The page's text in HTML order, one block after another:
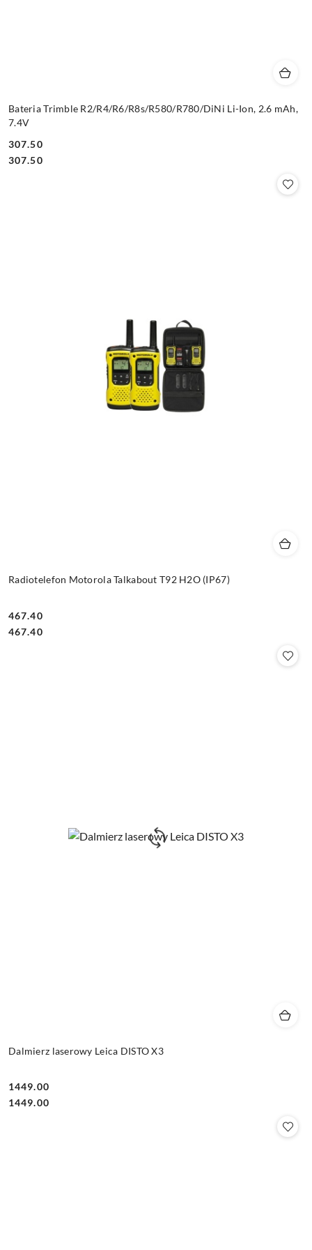
Bateria Trimble R2/R4/R6/R8s/R580/R780/DiNi Li-Ion, 2.6 mAh,
7.4V
Cena:
307.50
Cena:
307.50
Radiotelefon Motorola Talkabout T92 H2O (IP67)
Cena:
467.40
Cena:
467.40
Dalmierz laserowy Leica DISTO X3
Cena:
1449.00
Cena:
1449.00